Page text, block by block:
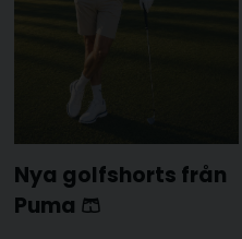
Nya golfshorts från
Puma 🩳